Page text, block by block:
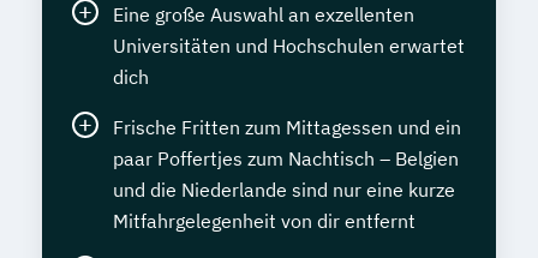
Eine große Auswahl an exzellenten
Universitäten und Hochschulen erwartet
dich
Frische Fritten zum Mittagessen und ein
paar Poffertjes zum Nachtisch – Belgien
und die Niederlande sind nur eine kurze
Mitfahrgelegenheit von dir entfernt